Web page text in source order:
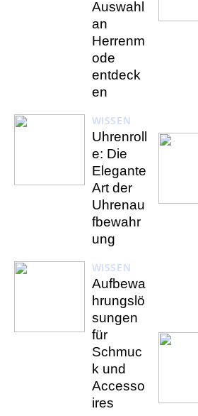
Auswahl
an
Herrenm
ode
entdeck
en
WISSEN
Uhrenroll
e: Die
Elegante
Art der
Uhrenau
fbewahr
ung
WISSEN
Aufbewa
hrungslö
sungen
für
Schmuc
k und
Accesso
ires